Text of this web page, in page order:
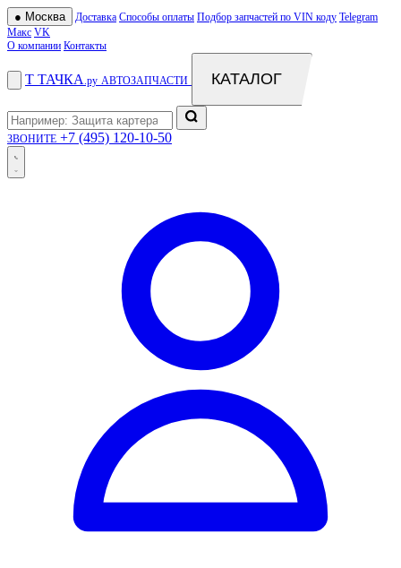
● Москва Доставка Способы оплаты Подбор запчастей по VIN коду Telegram
Макс VK
О компании Контакты
Т ТАЧКА .ру АВТОЗАПЧАСТИ КАТАЛОГ
ЗВОНИТЕ +7 (495) 120-10-50